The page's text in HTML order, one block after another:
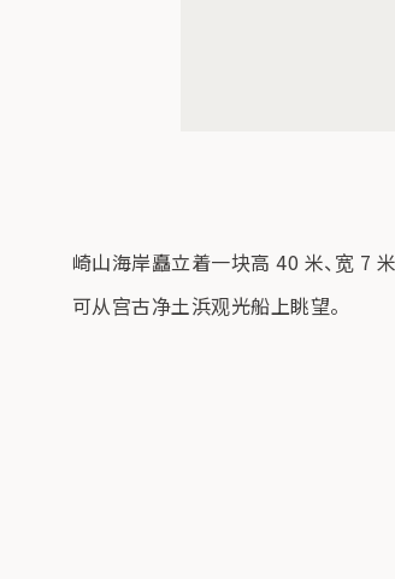
崎山海岸矗立着一块高 40 米、宽 7
可从宫古净土浜观光船上眺望。